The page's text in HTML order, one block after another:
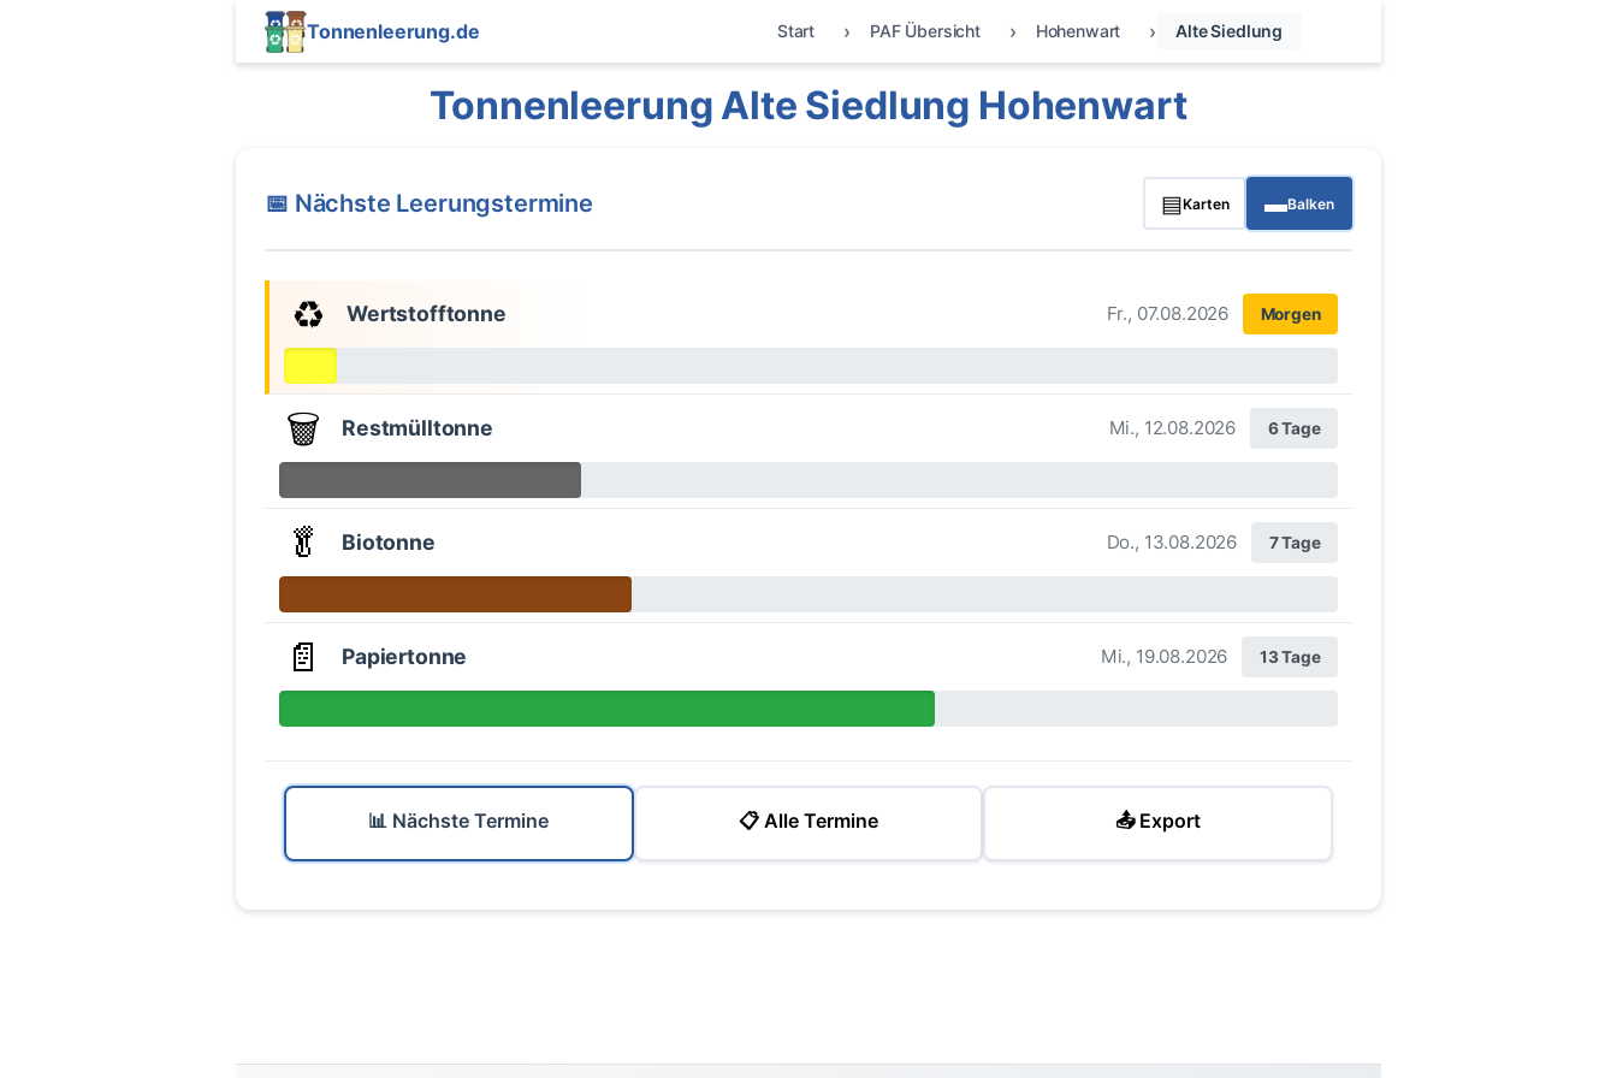
Tonnenleerung.de Start PAF Übersicht Hohenwart Alte Siedlung
Tonnenleerung Alte Siedlung Hohenwart
📅 Nächste Leerungstermine ▤Karten ▬Balken
♻️ Wertstofftonne Fr., 07.08.2026 Morgen
🗑️ Restmülltonne Mi., 12.08.2026 6 Tage
🥬 Biotonne Do., 13.08.2026 7 Tage
📄 Papiertonne Mi., 19.08.2026 13 Tage
📊 Nächste Termine 📋 Alle Termine 📤 Export